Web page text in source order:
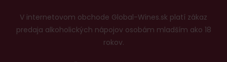
V internetovom obchode Global-Wines.sk platí zákaz
predaja alkoholických nápojov osobám mladším ako 18
rokov.